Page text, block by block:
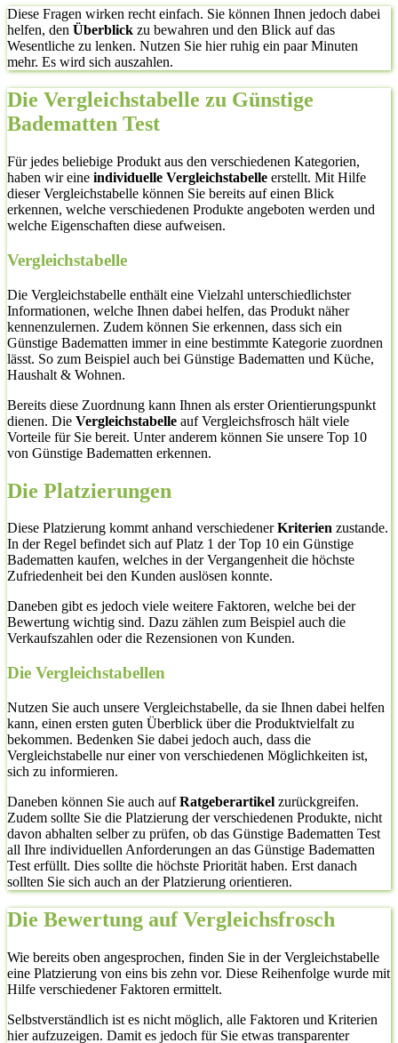
Diese Fragen wirken recht einfach. Sie können Ihnen jedoch dabei
helfen, den Überblick zu bewahren und den Blick auf das
Wesentliche zu lenken. Nutzen Sie hier ruhig ein paar Minuten
mehr. Es wird sich auszahlen.
Die Vergleichstabelle zu Günstige
Badematten Test
Für jedes beliebige Produkt aus den verschiedenen Kategorien,
haben wir eine individuelle Vergleichstabelle erstellt. Mit Hilfe
dieser Vergleichstabelle können Sie bereits auf einen Blick
erkennen, welche verschiedenen Produkte angeboten werden und
welche Eigenschaften diese aufweisen.
Vergleichstabelle
Die Vergleichstabelle enthält eine Vielzahl unterschiedlichster
Informationen, welche Ihnen dabei helfen, das Produkt näher
kennenzulernen. Zudem können Sie erkennen, dass sich ein
Günstige Badematten immer in eine bestimmte Kategorie zuordnen
lässt. So zum Beispiel auch bei Günstige Badematten und Küche,
Haushalt & Wohnen.
Bereits diese Zuordnung kann Ihnen als erster Orientierungspunkt
dienen. Die Vergleichstabelle auf Vergleichsfrosch hält viele
Vorteile für Sie bereit. Unter anderem können Sie unsere Top 10
von Günstige Badematten erkennen.
Die Platzierungen
Diese Platzierung kommt anhand verschiedenerKriterien zustande.
In der Regel befindet sich auf Platz 1 der Top 10 ein Günstige
Badematten kaufen, welches in der Vergangenheit die höchste
Zufriedenheit bei den Kunden auslösen konnte.
Daneben gibt es jedoch viele weitere Faktoren, welche bei der
Bewertung wichtig sind. Dazu zählen zum Beispiel auch die
Verkaufszahlen oder die Rezensionen von Kunden.
Die Vergleichstabellen
Nutzen Sie auch unsere Vergleichstabelle, da sie Ihnen dabei helfen
kann, einen ersten guten Überblick über die Produktvielfalt zu
bekommen. Bedenken Sie dabei jedoch auch, dass die
Vergleichstabelle nur einer von verschiedenen Möglichkeiten ist,
sich zu informieren.
Daneben können Sie auch aufRatgeberartikel zurückgreifen.
Zudem sollte Sie die Platzierung der verschiedenen Produkte, nicht
davon abhalten selber zu prüfen, ob das Günstige Badematten Test
all Ihre individuellen Anforderungen an das Günstige Badematten
Test erfüllt. Dies sollte die höchste Priorität haben. Erst danach
sollten Sie sich auch an der Platzierung orientieren.
Die Bewertung auf Vergleichsfrosch
Wie bereits oben angesprochen, finden Sie in der Vergleichstabelle
eine Platzierung von eins bis zehn vor. Diese Reihenfolge wurde mit
Hilfe verschiedener Faktoren ermittelt.
Selbstverständlich ist es nicht möglich, alle Faktoren und Kriterien
hier aufzuzeigen. Damit es jedoch für Sie etwas transparenter